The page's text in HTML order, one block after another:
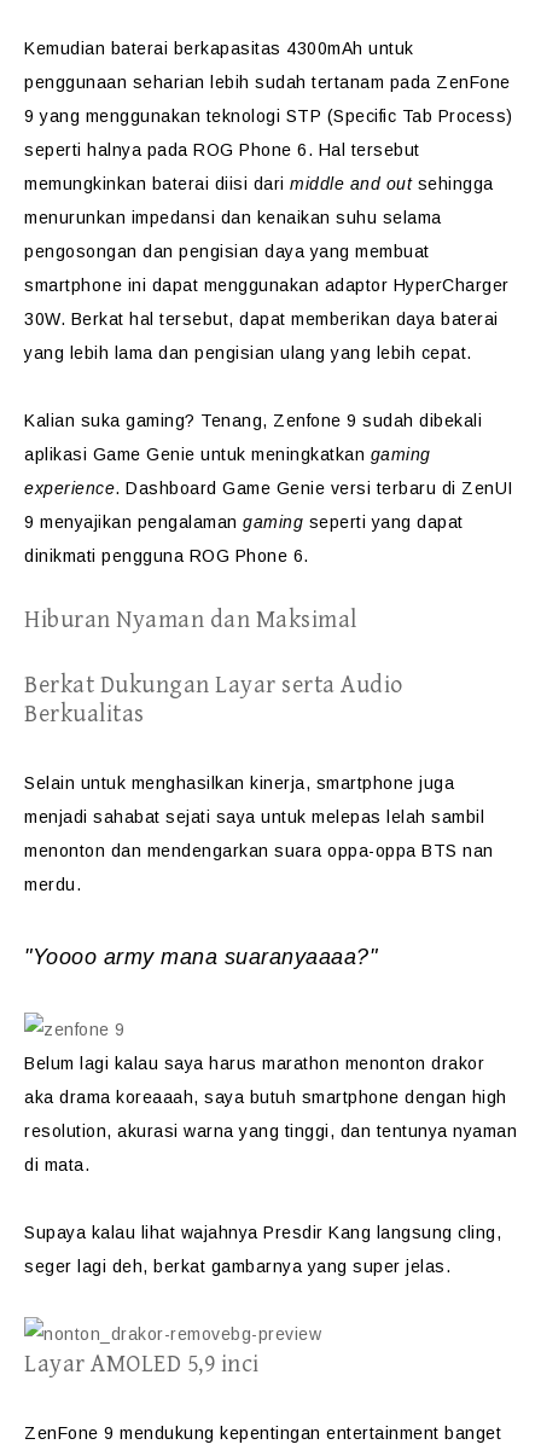
Kemudian baterai berkapasitas 4300mAh untuk
penggunaan seharian lebih sudah tertanam pada ZenFone
9 yang menggunakan teknologi STP (Specific Tab Process)
seperti halnya pada ROG Phone 6. Hal tersebut
memungkinkan baterai diisi dari middle and outsehingga
menurunkan impedansi dan kenaikan suhu selama
pengosongan dan pengisian daya yang membuat
smartphone ini dapat menggunakan adaptor HyperCharger
30W. Berkat hal tersebut, dapat memberikan daya baterai
yang lebih lama dan pengisian ulang yang lebih cepat.
Kalian suka gaming? Tenang, Zenfone 9 sudah dibekali
aplikasi Game Genie untuk meningkatkan gaming
experience. Dashboard Game Genie versi terbaru di ZenUI
9 menyajikan pengalaman gaming seperti yang dapat
dinikmati pengguna ROG Phone 6.
Hiburan Nyaman dan Maksimal
Berkat Dukungan Layar serta Audio
Berkualitas
Selain untuk menghasilkan kinerja, smartphone juga
menjadi sahabat sejati saya untuk melepas lelah sambil
menonton dan mendengarkan suara oppa-oppa BTS nan
merdu.
"Yoooo army mana suaranyaaaa?"
Belum lagi kalau saya harus marathon menonton drakor
aka drama koreaaah, saya butuh smartphone dengan high
resolution, akurasi warna yang tinggi, dan tentunya nyaman
di mata.
Supaya kalau lihat wajahnya Presdir Kang langsung cling,
seger lagi deh, berkat gambarnya yang super jelas.
Layar AMOLED 5,9 inci
ZenFone 9 mendukung kepentingan entertainment banget